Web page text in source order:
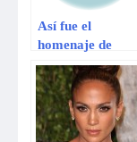
Así fue el
homenaje de
Jennifer López a
Celia Cruz